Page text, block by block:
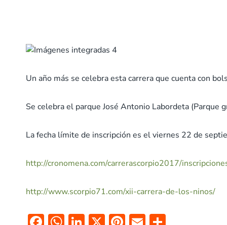
Un año más se celebra esta carrera que cuenta con
Se celebra el parque José Antonio Labordeta (Parque
La fecha límite de inscripción es el viernes 22 de
http://cronomena.com/carrerascorpio2017/
http://www.scorpio71.com/xii-carrera-de-los-ninos/